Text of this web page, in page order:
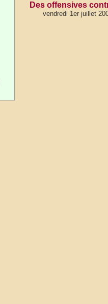
Des offensives
vendredi 1er juillet